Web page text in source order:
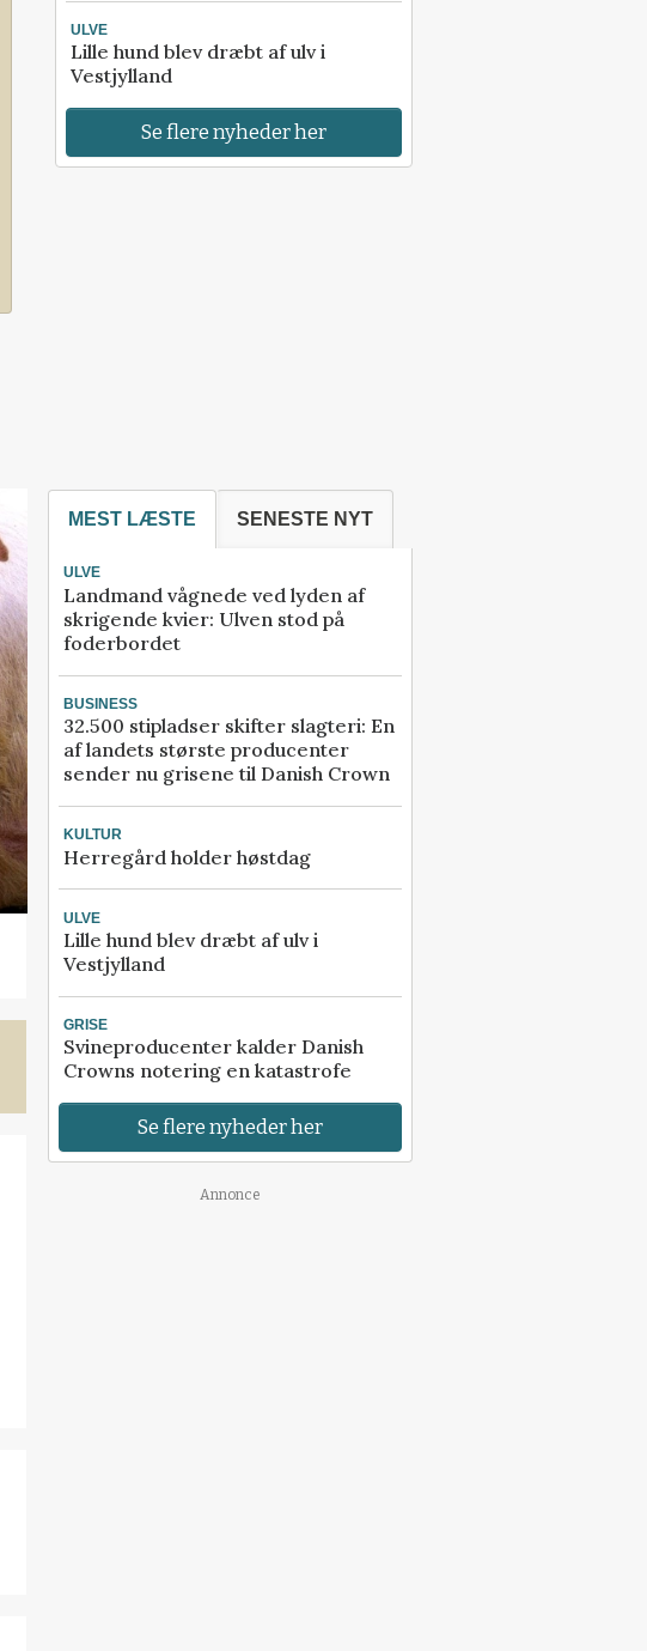
ULVE
Lille hund blev dræbt af ulv i
Vestjylland
Se flere nyheder her
MEST LÆSTE SENESTE NYT
ULVE
Landmand vågnede ved lyden af
skrigende kvier: Ulven stod på
foderbordet
BUSINESS
32.500 stipladser skifter slagteri: En
af landets største producenter
sender nu grisene til Danish Crown
KULTUR
Herregård holder høstdag
ULVE
Lille hund blev dræbt af ulv i
Vestjylland
GRISE
Svineproducenter kalder Danish
Crowns notering en katastrofe
Se flere nyheder her
Annonce